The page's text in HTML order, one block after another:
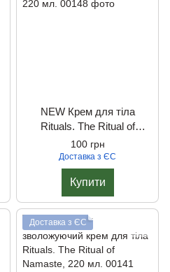
NEW Крем для тіла
Rituals. The Ritual of
Karma, 220 мл.
100 грн
Доставка з ЄС
Купити
Доставка з ЄС